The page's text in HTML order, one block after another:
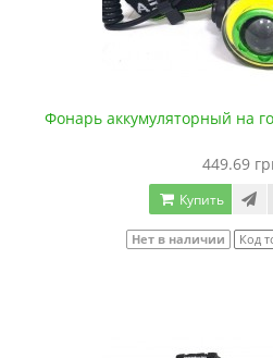
Фонарь аккумуляторный на
449.69
Купить
Нет в наличии Код